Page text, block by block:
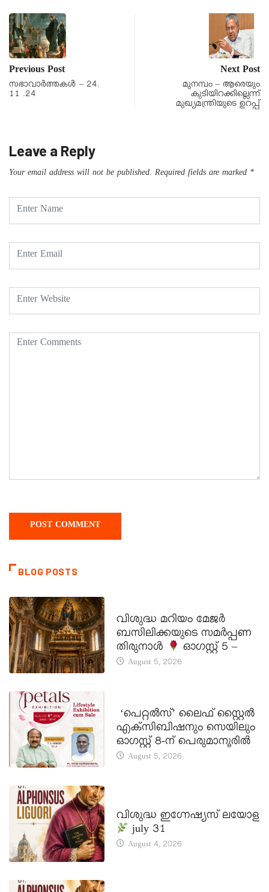
Previous Post
സഭാവാര്‍ത്തകള്‍ – 24.
11 .24
Next Post
മുനമ്പം – ആരെയും
കുടിയിറക്കില്ലെന്ന്
മുഖ്യമന്ത്രിയുടെ ഉറപ്പ്
Leave a Reply
Your email address will not be published. Required fields are marked *
BLOG POSTS
വിശുദ്ധ മറിയം മേജർ
ബസിലിക്കയുടെ സമർപ്പണ
തിരുനാൾ
ഓഗസ്റ്റ് 5 –
August 5, 2026
‘പെറ്റൽസ്’ ലൈഫ് സ്റ്റൈൽ
എക്സിബിഷനും സെയിലും
ഓഗസ്റ്റ് 8-ന് പെരുമാനൂരിൽ
August 5, 2026
വിശുദ്ധ ഇഗ്നേഷ്യസ് ലയോള
july 31
August 4, 2026